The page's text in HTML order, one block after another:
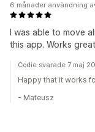
I was able to move
this app. Works
6 månader användning
Codie svarade 7 maj
Happy that it works
- Mateusz